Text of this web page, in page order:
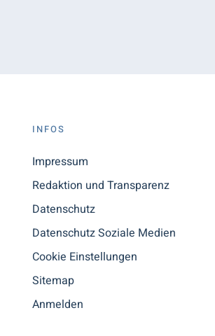
INFOS
Impressum
Redaktion und Transparenz
Datenschutz
Datenschutz Soziale Medien
Cookie Einstellungen
Sitemap
Anmelden